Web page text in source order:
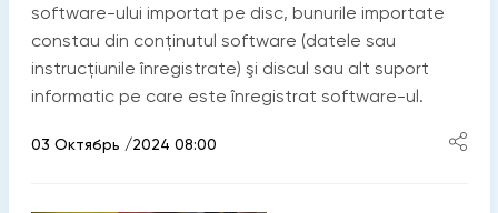
software-ului importat pe disc, bunurile importate
constau din conținutul software (datele sau
instrucțiunile înregistrate) şi discul sau alt suport
informatic pe care este înregistrat software-ul.
03 Октябрь /2024 08:00